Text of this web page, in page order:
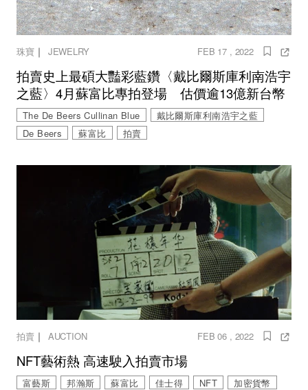
珠寶｜ JEWELRY FEB 17 , 2022
拍賣史上最碩大豔彩藍鑽〈戴比爾斯庫利南浩宇
之藍〉4月蘇富比專拍登場 估價逾13億新台幣
The De Beers Cullinan Blue
戴比爾斯庫利南浩宇之藍
De Beers
蘇富比 拍賣
拍賣｜ AUCTION FEB 06 , 2022
NFT藝術熱 高速駛入拍賣市場
富藝斯 邦瀚斯 蘇富比 佳士得 NFT
加密貨幣